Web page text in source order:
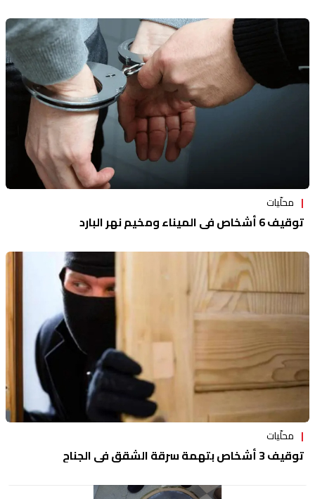
محلّيات
توقيف 6 أشخاص في الميناء ومخيم نهر البارد
محلّيات
توقيف 3 أشخاص بتهمة سرقة الشقق في الجناح